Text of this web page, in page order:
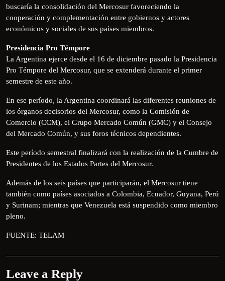
buscaría la consolidación del Mercosur favoreciendo la
cooperación y complementación entre gobiernos y actores
económicos y sociales de sus países miembros.
Presidencia Pro Témpore
La Argentina ejerce desde el 16 de diciembre pasado la Presidencia
Pro Témpore del Mercosur, que se extenderá durante el primer
semestre de este año.
En ese período, la Argentina coordinará las diferentes reuniones de
los órganos decisorios del Mercosur, como la Comisión de
Comercio (CCM), el Grupo Mercado Común (GMC) y el Consejo
del Mercado Común, y sus foros técnicos dependientes.
Este período semestral finalizará con la realización de la Cumbre de
Presidentes de los Estados Partes del Mercosur.
Además de los seis países que participarán, el Mercosur tiene
también como países asociados a Colombia, Ecuador, Guyana, Perú
y Surinam; mientras que Venezuela está suspendido como miembro
pleno.
FUENTE: TELAM
Leave a Reply